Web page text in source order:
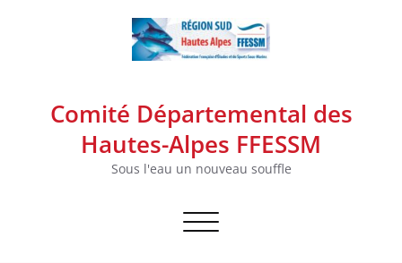
Comité Départemental des
Hautes-Alpes FFESSM
Sous l'eau un nouveau souffle
Afficher/masquer la navigation